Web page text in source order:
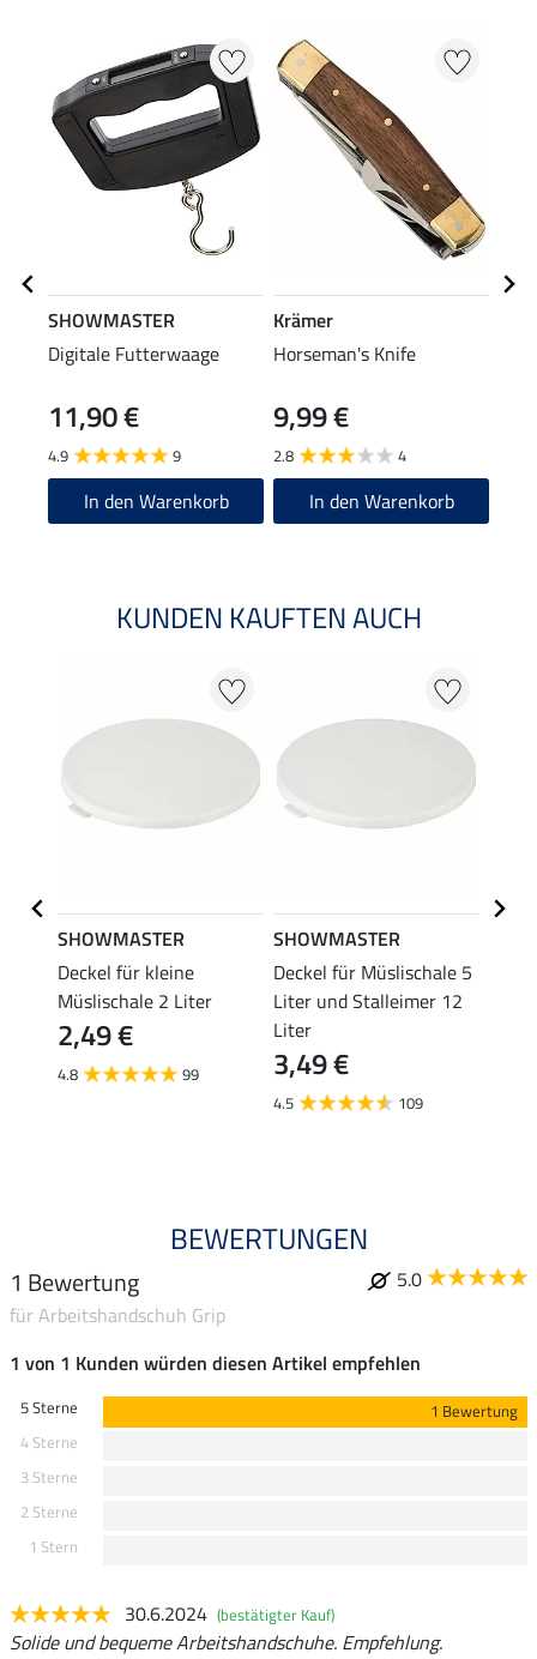
SHOWMASTER
Digitale Futterwaage
11,90 €
4.9 9
In den Warenkorb
Krämer
Horseman's Knife
9,99 €
2.8 4
In den Warenkorb
KUNDEN KAUFTEN AUCH
SHOWMASTER
Deckel für kleine
Müslischale 2 Liter
2,49 €
4.8 99
SHOWMASTER
Deckel für Müslischale 5
Liter und Stalleimer 12
Liter
3,49 €
4.5 109
BEWERTUNGEN
1 Bewertung
5.0
für Arbeitshandschuh Grip
1 von 1 Kunden würden diesen Artikel empfehlen
5 Sterne
1 Bewertung
4 Sterne
3 Sterne
2 Sterne
1 Stern
30.6.2024 (bestätigter Kauf)
Solide und bequeme Arbeitshandschuhe. Empfehlung.